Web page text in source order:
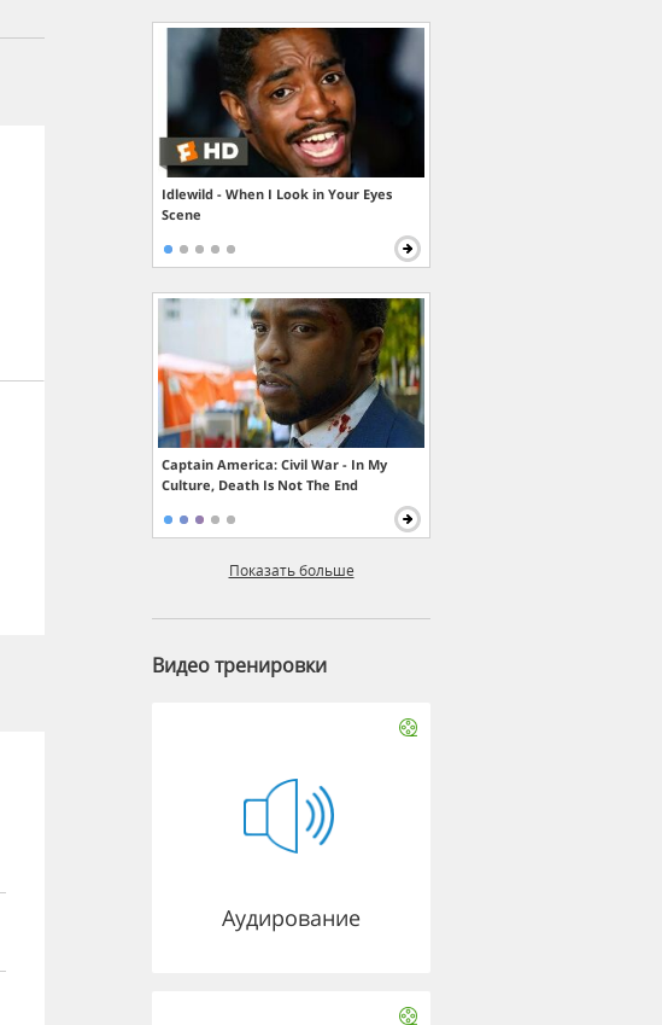
Idlewild - When I Look in Your Eyes
Scene
Captain America: Civil War - In My
Culture, Death Is Not The End
Показать больше
Видео тренировки
Аудирование